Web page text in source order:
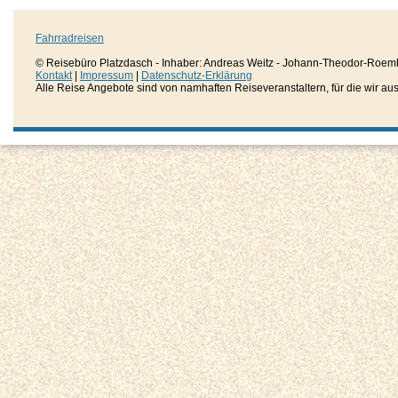
Fahrradreisen
© Reisebüro Platzdasch - Inhaber: Andreas Weitz - Johann-Theodor-
Kontakt| Impressum
Datenschutz-Erklärung
Alle Reise Angebote sind von namhaften Reiseveranstaltern, für die wir